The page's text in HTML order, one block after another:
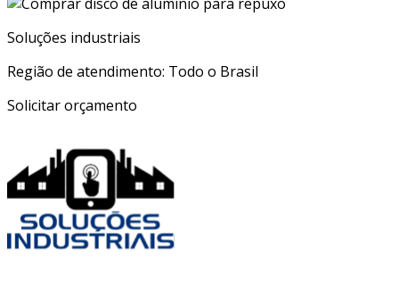
Soluções industriais
Região de atendimento: Todo o Brasil
Solicitar orçamento